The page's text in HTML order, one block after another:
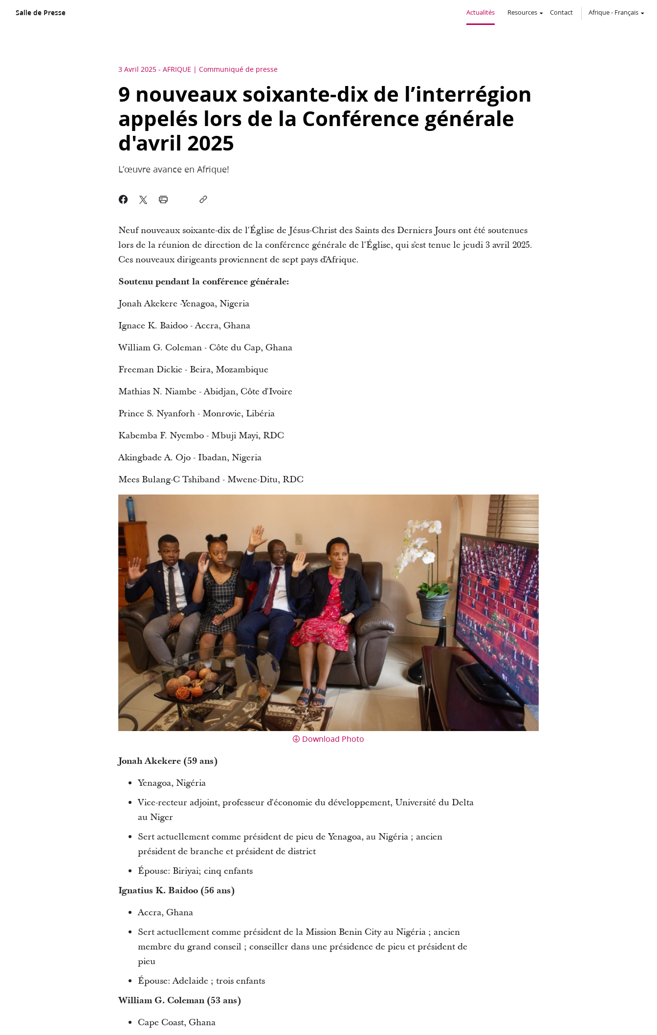
Salle de Presse Actualités Resources Contact Afrique- Français
3 Avril 2025 - AFRIQUE Communiqué de presse
9 nouveaux soixante-dix de l’interrégion
appelés lors de la Conférence générale
d'avril 2025
L’œuvre avance en Afrique!
Neuf nouveaux soixante-dix de l'Église de Jésus-Christ des Saints des Derniers Jours ont été soutenues
lors de la réunion de direction de la conférence générale de l'Église, qui s'est tenue le jeudi 3 avril 2025.
Ces nouveaux dirigeants proviennent de sept pays d'Afrique.
Soutenu pendant la conférence générale:
Jonah Akekere -Yenagoa, Nigeria
Ignace K. Baidoo - Accra, Ghana
William G. Coleman - Côte du Cap, Ghana
Freeman Dickie - Beira, Mozambique
Mathias N. Niambe - Abidjan, Côte d'Ivoire
Prince S. Nyanforh - Monrovie, Libéria
Kabemba F. Nyembo - Mbuji Mayi, RDC
Akingbade A. Ojo - Ibadan, Nigeria
Mees Bulang-C Tshiband - Mwene-Ditu, RDC
Download Photo
Jonah Akekere (59 ans)
Yenagoa, Nigéria
Vice-recteur adjoint, professeur d'économie du développement, Université du Delta
au Niger
Sert actuellement comme président de pieu de Yenagoa, au Nigéria ; ancien
président de branche et président de district
Épouse: Biriyai; cinq enfants
Ignatius K. Baidoo (56 ans)
Accra, Ghana
Sert actuellement comme président de la Mission Benin City au Nigéria ; ancien
membre du grand conseil ; conseiller dans une présidence de pieu et président de
pieu
Épouse: Adelaide ; trois enfants
William G. Coleman (53 ans)
Cape Coast, Ghana